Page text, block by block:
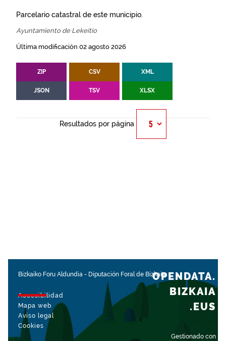
Parcelario catastral de este municipio.
Ayuntamiento de Lekeitio
Última modificación 02 agosto 2026
ZIP CSV XML
JSON TSV XLSX
Resultados por página
Bizkaiko Foru Aldundia - Diputación Foral de Bizkaia
Accesibilidad
Mapa web
Aviso legal
Cookies
Gestionado con
OPENDATA.
BIZKAIA
.EUS